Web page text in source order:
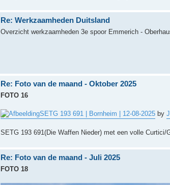
Re: Werkzaamheden Duitsland
Overzicht werkzaamheden 3e spoor Emmerich -
Re: Foto van de maand - Oktober 2025
FOTO 16
SETG 193 691 | Bornheim | 12-08-2025 by
SETG 193 691(Die Waffen Nieder) met een volle
Re: Foto van de maand - Juli 2025
FOTO 18